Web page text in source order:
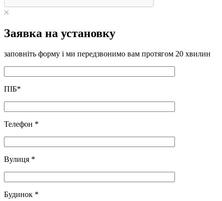
Заявка на установку
заповніть форму і ми передзвонимо вам протягом 20 хвилин
ПІБ*
Телефон *
Вулиця *
Будинок *